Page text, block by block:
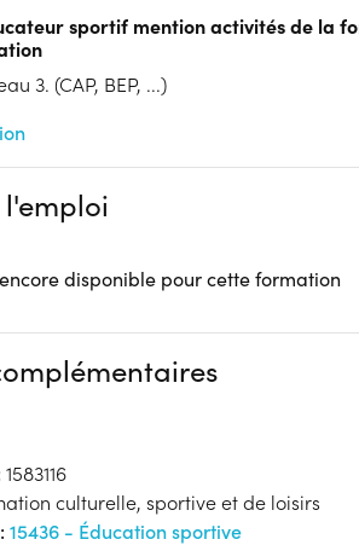
sportif mention activités de la
3. (CAP, BEP, ...)
disponible pour cette formation
1583116
culturelle, sportive et de loisirs
15436 - Éducation sportive